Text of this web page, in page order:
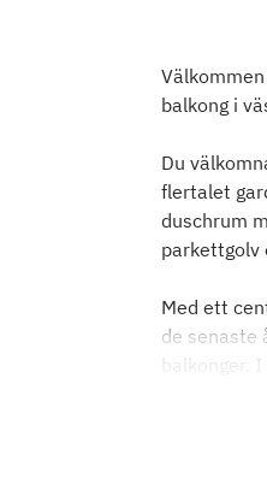
balkong i
Du
flertalet
duschrum
parkettgolv
Med ett
de senaste